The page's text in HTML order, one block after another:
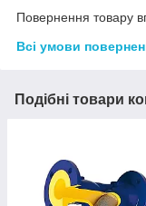
Повернення товару
Всі умови
Подібні товари